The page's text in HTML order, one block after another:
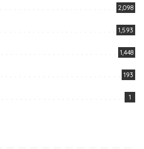
2,098
1,593
1,448
193
1